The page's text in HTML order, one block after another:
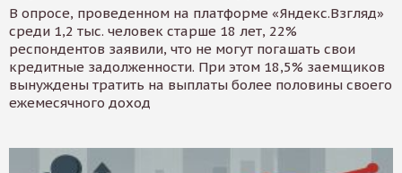
В опросе, проведенном на платформе «Яндекс.Взгляд»
среди 1,2 тыс. человек старше 18 лет, 22%
респондентов заявили, что не могут погашать свои
кредитные задолженности. При этом 18,5% заемщиков
вынуждены тратить на выплаты более половины своего
ежемесячного доход